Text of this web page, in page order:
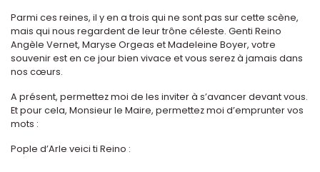
Parmi ces reines, il y en a trois qui ne sont pas sur cette scène,
mais qui nous regardent de leur trône céleste. Genti Reino
Angèle Vernet, Maryse Orgeas et Madeleine Boyer, votre
souvenir est en ce jour bien vivace et vous serez à jamais dans
nos cœurs.
A présent, permettez moi de les inviter à s’avancer devant vous.
Et pour cela, Monsieur le Maire, permettez moi d’emprunter vos
mots :
Pople d’Arle veici ti Reino :